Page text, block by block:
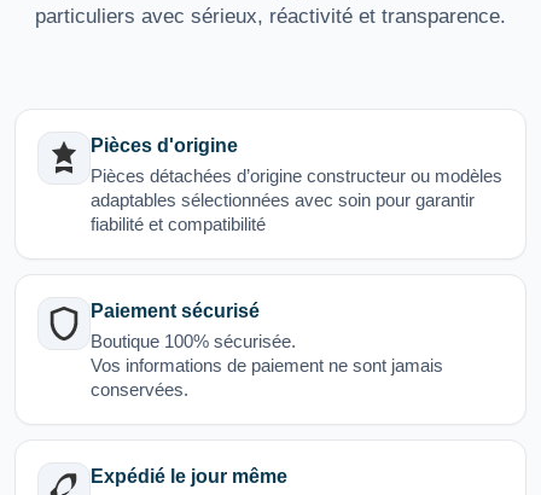
particuliers avec sérieux, réactivité et transparence.
Pièces d'origine
Pièces détachées d’origine constructeur ou modèles
adaptables sélectionnées avec soin pour garantir
fiabilité et compatibilité
Paiement sécurisé
Boutique 100% sécurisée.
Vos informations de paiement ne sont jamais
conservées.
Expédié le jour même